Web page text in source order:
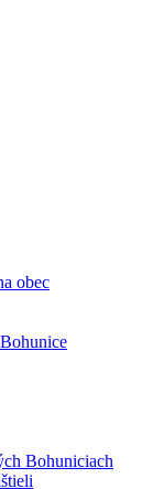
obec
Bohuniciach